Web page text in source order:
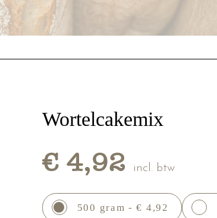
Wortelcakemix
€ 4,92 incl. btw
500 gram - € 4,92